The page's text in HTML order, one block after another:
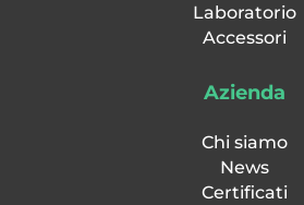
Laboratorio
Accessori
Azienda
Chi siamo
News
Certificati